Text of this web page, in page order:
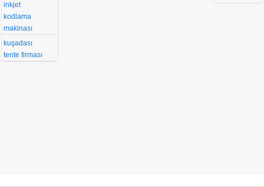
inkjet
kodlama
makinası
kuşadası
tente firması